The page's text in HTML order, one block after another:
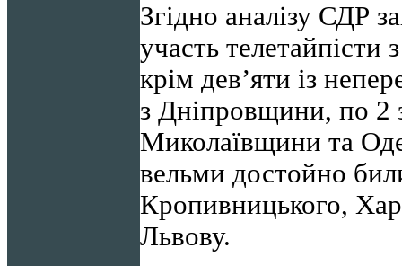
Згідно аналізу СДР
участь телетайпісти
крім дев’яти із
з Дніпровщини, по 2
Миколаївщини та
вельми достойно
Кропивницького,
Львову.